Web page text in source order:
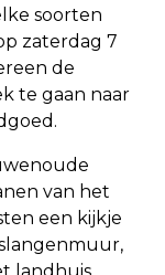
soorten
zaterdag 7
de
te gaan naar
van het
een kijkje
landhuis